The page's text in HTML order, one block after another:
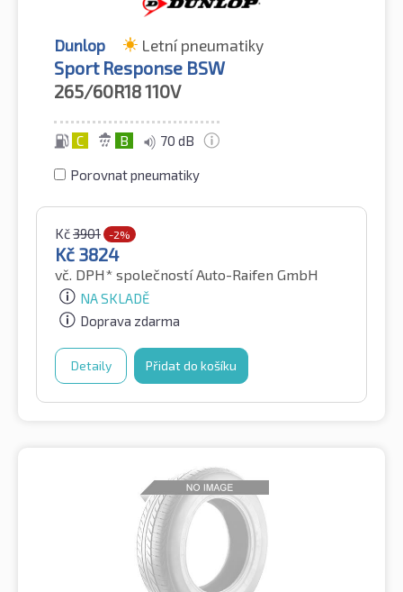
Dunlop Letní pneumatiky
Sport Response BSW
265/60R18110V
C B 70 dB
Porovnat pneumatiky
Kč3901 -2%
Kč 3824
vč. DPH* společností Auto-Raifen GmbH
NA SKLADĚ
Doprava zdarma
Detaily Přidat do košíku